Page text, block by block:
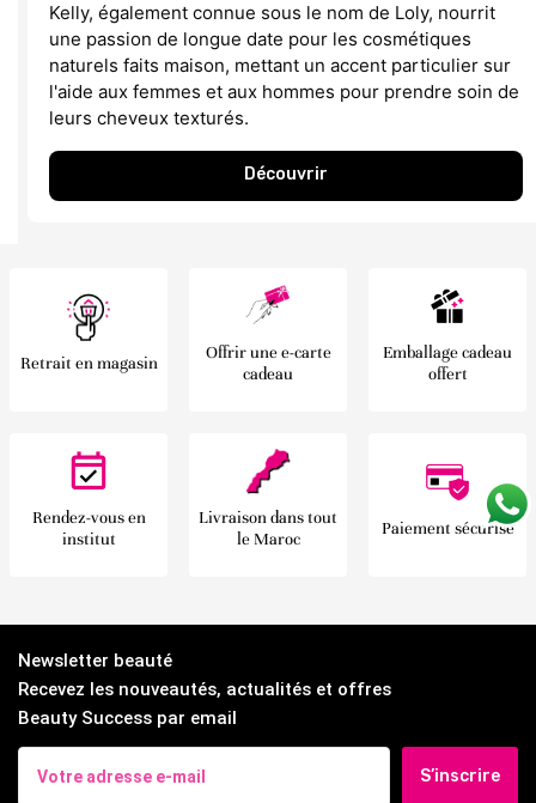
Kelly, également connue sous le nom de Loly, nourrit
une passion de longue date pour les cosmétiques
naturels faits maison, mettant un accent particulier sur
l'aide aux femmes et aux hommes pour prendre soin de
leurs cheveux texturés.
Découvrir
Retrait en magasin
Offrir une e-carte
cadeau
Emballage cadeau
offert
Rendez-vous en
institut
Livraison dans tout
le Maroc
Paiement sécurisé
Newsletter beauté
Recevez les nouveautés, actualités et offres
Beauty Success par email
S’inscrire